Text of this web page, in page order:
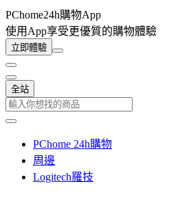
PChome24h購物App
使用App享受更優質的購物體驗
立即體驗
全站
PChome 24h購物
周邊
Logitech羅技